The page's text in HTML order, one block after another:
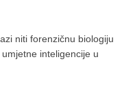
niti forenzičnu biologiju
inteligencije u